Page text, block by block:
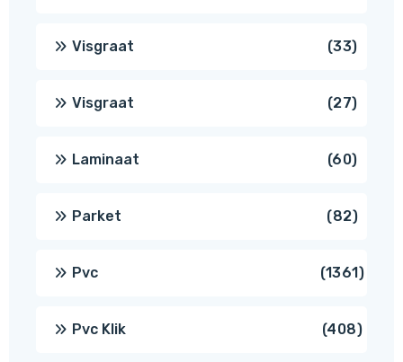
Visgraat 3333
Visgraat 2727
Laminaat 6060
Parket 8282
Pvc 13611361
Pvc Klik 408408